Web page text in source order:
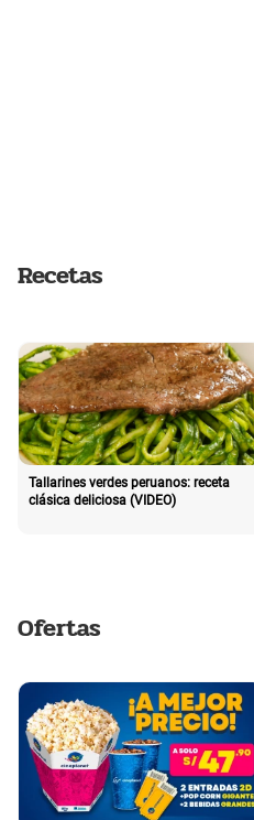
Recetas
Tallarines verdes peruanos: receta
clásica deliciosa (VIDEO)
Ofertas